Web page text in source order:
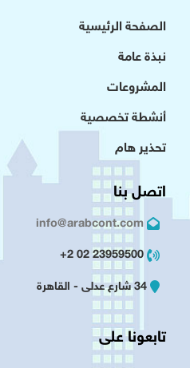
الصفحة الرئيسية
نبذة عامة
المشروعات
أنشطة تخصصية
تحذير هام
اتصل بنا
info@arabcont.com
23959500 02 2+
34 شارع عدلى - القاهرة
تابعونا على